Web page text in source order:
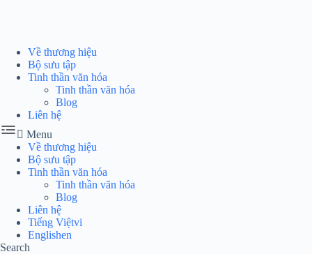
dung
Về thương hiệu
Bộ sưu tập
Tinh thần văn hóa
Tinh thần văn hóa
Blog
Liên hệ
Menu
Về thương hiệu
Bộ sưu tập
Tinh thần văn hóa
Tinh thần văn hóa
Blog
Liên hệ
Tiếng Việtvi
Englishen
Search